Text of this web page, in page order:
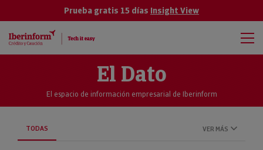
Prueba gratis 15 días Insight View
El Dato
El espacio de información empresarial de Iberinform
TODAS VER MÁS